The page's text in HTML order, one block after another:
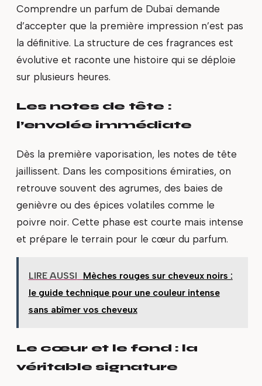
Comprendre un parfum de Dubaï demande
d’accepter que la première impression n’est pas
la définitive. La structure de ces fragrances est
évolutive et raconte une histoire qui se déploie
sur plusieurs heures.
Les notes de tête :
l’envolée immédiate
Dès la première vaporisation, les notes de tête
jaillissent. Dans les compositions émiraties, on
retrouve souvent des agrumes, des baies de
genièvre ou des épices volatiles comme le
poivre noir. Cette phase est courte mais intense
et prépare le terrain pour le cœur du parfum.
LIRE AUSSI
Mèches rouges sur cheveux noirs :
le guide technique pour une couleur intense
sans abîmer vos cheveux
Le cœur et le fond : la
véritable signature